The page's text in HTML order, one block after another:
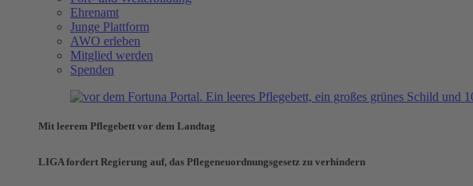
Ehrenamt
Junge Plattform
AWO erleben
Mitglied werden
Spenden
Mit leerem Pflegebett vor dem Landtag
LIGA fordert Regierung auf, das Pflegeneuordnungsgesetz zu verhindern